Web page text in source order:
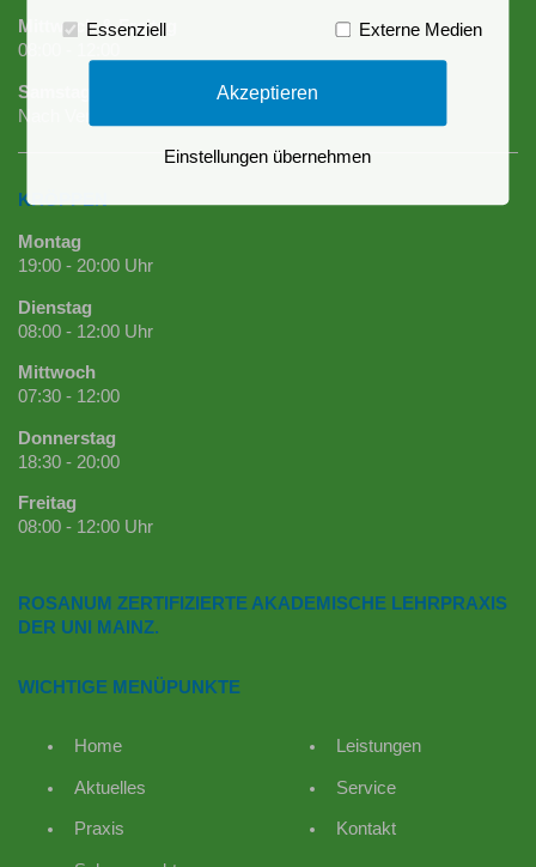
Mittwoch & Freitag
08:00 - 12:00
Samstag
Nach Vereinbarung
KRÖPPEN
Montag
19:00 - 20:00 Uhr
Dienstag
08:00 - 12:00 Uhr
Mittwoch
07:30 - 12:00
Donnerstag
18:30 - 20:00
Freitag
08:00 - 12:00 Uhr
ROSANUM ZERTIFIZIERTE AKADEMISCHE LEHRPRAXIS
DER UNI MAINZ.
WICHTIGE MENÜPUNKTE
Home
Aktuelles
Praxis
Leistungen
Service
Kontakt
Essenziell Externe Medien
Akzeptieren
Einstellungen übernehmen